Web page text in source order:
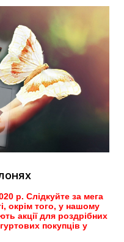
р. Слідкуйте за мега
окрім того, у нашому
акції для роздрібних
покупців у